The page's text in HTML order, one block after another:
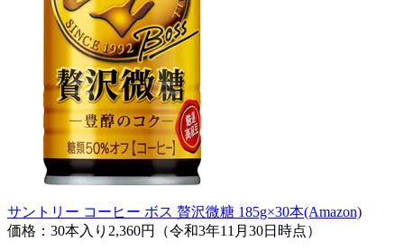
サントリー コーヒー ボス 贅沢微糖 185g×30本(Amazon)
価格：30本入り2,360円（令和3年11月30日時点）